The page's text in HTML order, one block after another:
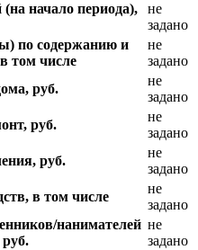
(на начало периода),
не
задано
по содержанию и
том числе
не
задано
руб.
не
задано
руб.
не
задано
руб.
не
задано
в том числе
не
задано
нанимателей не
задано